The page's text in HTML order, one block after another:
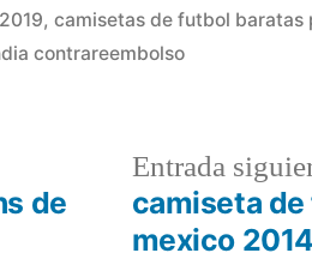
en ,camisetas de futbol baratas
contrareembolso
de
Entrada
camiseta
mexico 2014